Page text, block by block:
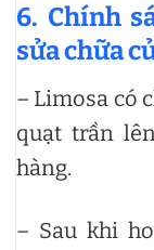
6. Chính
sửa chữa
– Limosa có
quạt trần
hàng.
– Sau khi